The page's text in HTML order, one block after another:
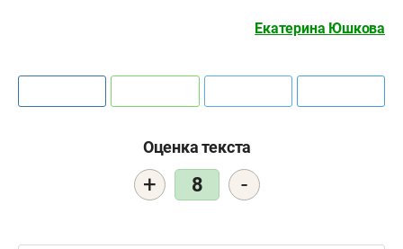
Екатерина Юшкова
Оценка текста
+ 8 -